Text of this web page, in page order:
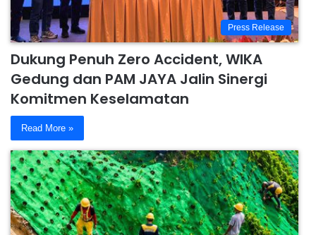
Press Release
Dukung Penuh Zero Accident, WIKA
Gedung dan PAM JAYA Jalin Sinergi
Komitmen Keselamatan
Read More »